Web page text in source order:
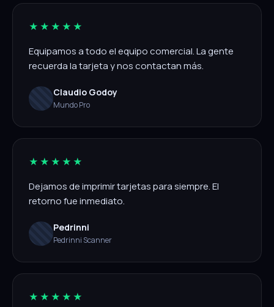
★★★★★
Equipamos a todo el equipo comercial. La gente
recuerda la tarjeta y nos contactan más.
Claudio Godoy
Mundo Pro
★★★★★
Dejamos de imprimir tarjetas para siempre. El
retorno fue inmediato.
Pedrinni
Pedrinni Scanner
★★★★★